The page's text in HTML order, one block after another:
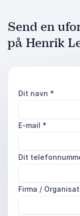
Send en
på Henrik
Dit navn *
E-mail *
Dit
Firma /